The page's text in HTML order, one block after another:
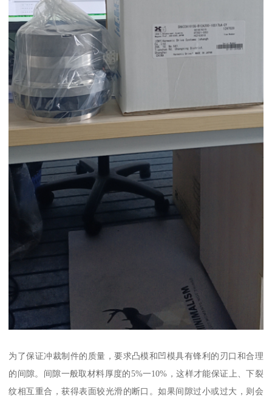
为了保证冲裁制件的质量，要求凸模和凹模具有锋利的刃口和合理
的间隙。间隙一般取材料厚度的5%一10%，这样才能保证上、下裂
纹相互重合，获得表面较光滑的断口。如果间隙过小或过大，则会